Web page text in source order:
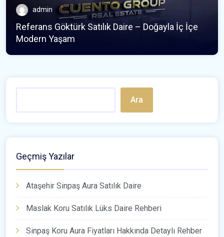
admin
Referans Göktürk Satılık Daire – Doğayla İç İçe
Modern Yaşam
Ara
Geçmiş Yazılar
Ataşehir Sinpaş Aura Satılık Daire
Maslak Koru Satılık Lüks Daire Rehberi
Sinpaş Koru Aura Fiyatları Hakkında Detaylı Rehber